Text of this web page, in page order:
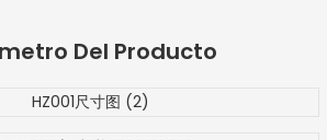
Del Producto